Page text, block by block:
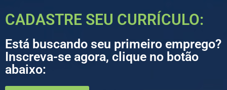
CADASTRE SEU CURRÍCULO:
Está buscando seu primeiro emprego?
Inscreva-se agora, clique no botão
abaixo: